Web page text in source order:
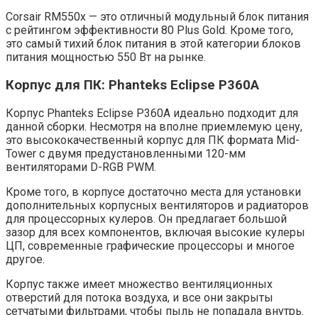
Corsair RM550x — это отличный модульный блок питания
с рейтингом эффективности 80 Plus Gold. Кроме того,
это самый тихий блок питания в этой категории блоков
питания мощностью 550 Вт на рынке.
Корпус для ПК: Phanteks Eclipse P360A
Корпус Phanteks Eclipse P360A идеально подходит для
данной сборки. Несмотря на вполне приемлемую цену,
это высококачественный корпус для ПК формата Mid-
Tower с двумя предустановленными 120-мм
вентиляторами D-RGB PWM.
Кроме того, в корпусе достаточно места для установки
дополнительных корпусных вентиляторов и радиаторов
для процессорных кулеров. Он предлагает большой
зазор для всех компонентов, включая высокие кулеры
ЦП, современные графические процессоры и многое
другое.
Корпус также имеет множество вентиляционных
отверстий для потока воздуха, и все они закрыты
сетчатыми фильтрами, чтобы пыль не попадала внутрь.